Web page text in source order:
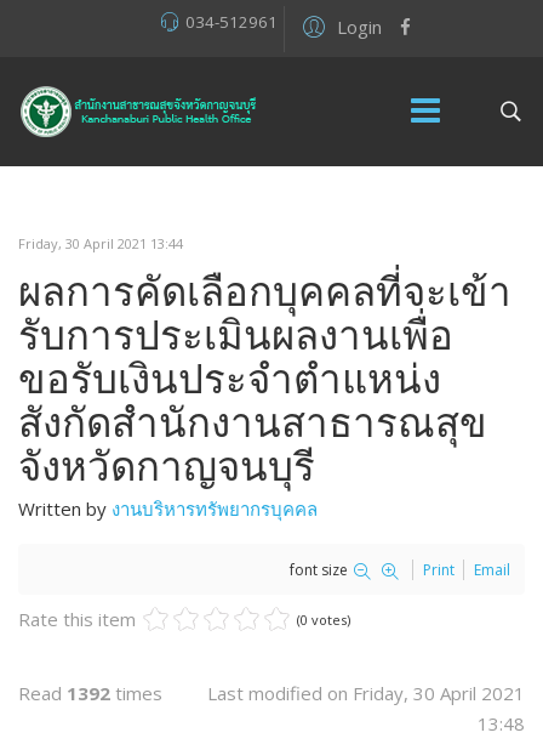
Login
034-512961
Friday, 30 April 2021 13:44
ผลการคัดเลือกบุคคลที่จะเข้า
รับการประเมินผลงานเพื่อ
ขอรับเงินประจำตำแหน่ง
สังกัดสำนักงานสาธารณสุข
จังหวัดกาญจนบุรี
Written by งานบริหารทรัพยากรบุคคล
font size Print Email
Rate this item (0 votes)
Read 1392 times
Last modified on Friday, 30 April 2021
13:48